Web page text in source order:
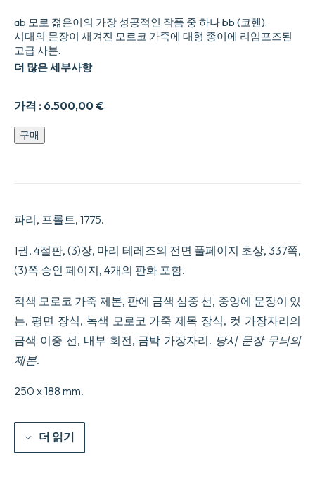
가격 : 6.500,00 €
ab 모로 젊은이의 가장 성공적인 작품 중 하나 bb (코헨).
시대의 문장이 새겨진 모로코 가죽에 대형 종이에 리임포즈된
고급 사본.
더 많은 세부사항
Annales
du
douairie8re,
de
Hongrie
&
Boheame,
Archiduchesse
d9Autriche,
etc.,
etc.,
par
Fromageot,
Prieur
etc.
량
구매
파리, 프롤트, 1775.
1권, 4절판, (3)장, 마리 테레즈의 전면 풀페이지 초상, 337쪽,
(3)쪽 승인 페이지, 4개의 판화 포함.
적색 모로코 가죽 제본, 판에 금색 삼중 선, 중앙에 문장이 있
는, 평면 장식, 녹색 모로코 가죽 제목 장식, 컷 가장자리의
금색 이중 선, 내부 회전, 금박 가장자리. 당시 문장 무늬의
제본.
250 x 188 mm.
더 읽기